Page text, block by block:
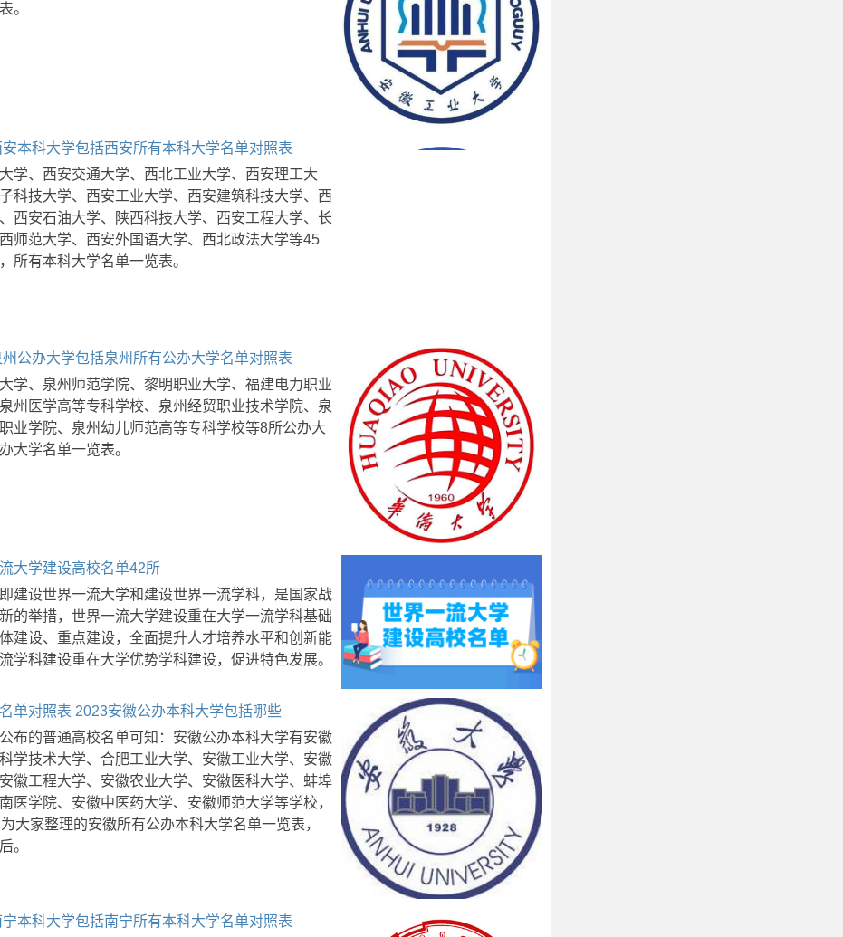
。
本科大学包括西安所有本科大学名单对照表
学、西安交通大学、西北工业大学、西安理工大
科技大学、西安工业大学、西安建筑科技大学、西
西安石油大学、陕西科技大学、西安工程大学、长
师范大学、西安外国语大学、西北政法大学等45
所有本科大学名单一览表。
公办大学包括泉州所有公办大学名单对照表
学、泉州师范学院、黎明职业大学、福建电力职业
州医学高等专科学校、泉州经贸职业技术学院、泉
业学院、泉州幼儿师范高等专科学校等8所公办大
大学名单一览表。
大学建设高校名单42所
建设世界一流大学和建设世界一流学科，是国家战
的举措，世界一流大学建设重在大学一流学科基础
体建设、重点建设，全面提升人才培养水平和创新能
学科建设重在大学优势学科建设，促进特色发展。
单对照表 2023安徽公办本科大学包括哪些
布的普通高校名单可知：安徽公办本科大学有安徽
学技术大学、合肥工业大学、安徽工业大学、安徽
徽工程大学、安徽农业大学、安徽医科大学、蚌埠
医学院、安徽中医药大学、安徽师范大学等学校，
大家整理的安徽所有公办本科大学名单一览表，
。
本科大学包括南宁所有本科大学名单对照表